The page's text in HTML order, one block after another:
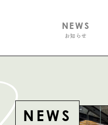
NEWS
お知らせ
NEWS